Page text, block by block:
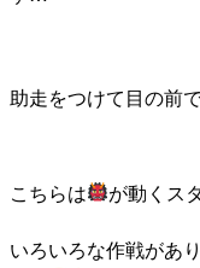
助走をつけて目の前
こちらは が動くス
いろいろな作戦があ